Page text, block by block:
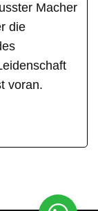
Macher
die
voran.